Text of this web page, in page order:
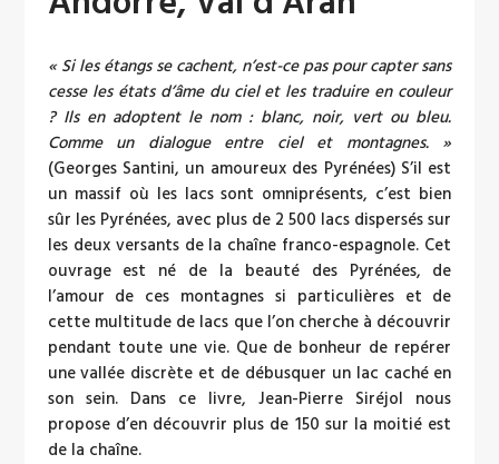
« Si les étangs se cachent, n’est-ce pas pour capter sans
cesse les états d’âme du ciel et les traduire en couleur
? Ils en adoptent le nom : blanc, noir, vert ou bleu.
Comme un dialogue entre ciel et montagnes. »
(Georges Santini, un amoureux des Pyrénées) S’il est
un massif où les lacs sont omniprésents, c’est bien
sûr les Pyrénées, avec plus de 2 500 lacs dispersés sur
les deux versants de la chaîne franco-espagnole. Cet
ouvrage est né de la beauté des Pyrénées, de
l’amour de ces montagnes si particulières et de
cette multitude de lacs que l’on cherche à découvrir
pendant toute une vie. Que de bonheur de repérer
une vallée discrète et de débusquer un lac caché en
son sein. Dans ce livre, Jean-Pierre Siréjol nous
propose d’en découvrir plus de 150 sur la moitié est
de la chaîne.